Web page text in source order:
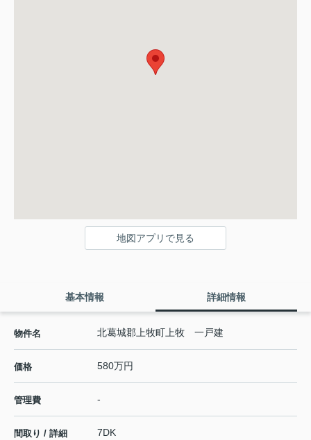
地図アプリで見る
基本情報 詳細情報
物件名 北葛城郡上牧町上牧 一戸建
価格 580万円
管理費 -
間取り / 詳細 7DK